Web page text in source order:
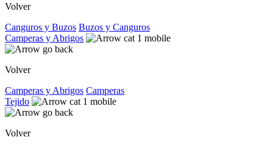
Volver
Canguros y Buzos Buzos y Canguros
Camperas y Abrigos
Volver
Camperas y Abrigos Camperas
Tejido
Volver